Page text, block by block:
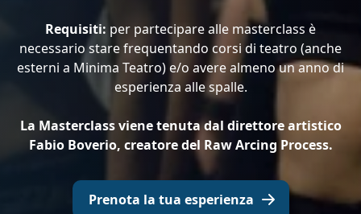
Requisiti: per partecipare alle masterclass è
necessario stare frequentando corsi di teatro (anche
esterni a Minima Teatro) e/o avere almeno un anno di
esperienza alle spalle.
La Masterclass viene tenuta dal direttore artistico
Fabio Boverio, creatore del Raw Arcing Process.
Prenota la tua esperienza